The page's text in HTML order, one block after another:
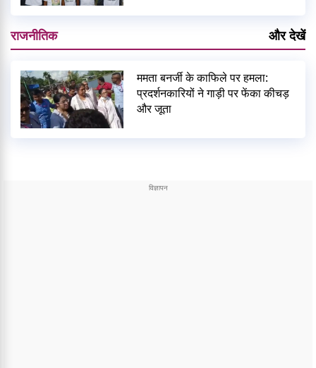
राजनीतिक और देखें
ममता बनर्जी के काफिले पर हमला:
प्रदर्शनकारियों ने गाड़ी पर फेंका कीचड़
और जूता